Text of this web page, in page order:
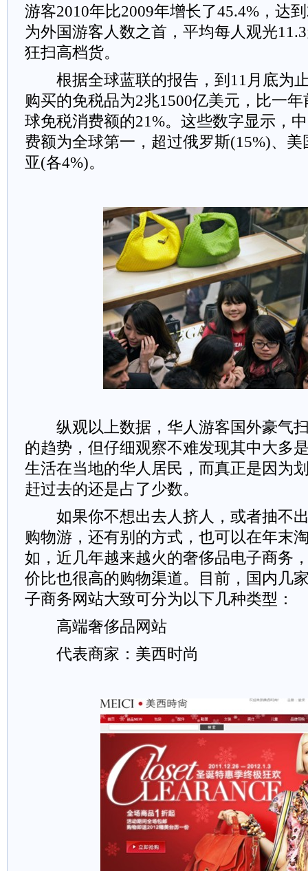
游客2010年比2009年增长了45.4%，达
为外国游客人数之首，平均每人观光
狂扫高档货。
根据全球蓝联的报告，到11月底为
购买的免税品为2兆1500亿美元，比一
球免税消费额的21%。这些数字显示，
费额为全球第一，超过俄罗斯(15%)、
亚(各4%)。
纵观以上数据，华人游客国外豪气扫
的趋势，但仔细观察不难发现其中大多
生活在当地的华人居民，而真正是因为
赶过去的还是占了少数。
如果你不想出去人挤人，或者抽不出
购物游，还有别的方式，也可以在年末
如，近几年越来越火的奢侈品电子商务
价比也很高的购物渠道。目前，国内几
子商务网站大致可分为以下几种类型：
高端奢侈品网站
代表商家：美西时尚